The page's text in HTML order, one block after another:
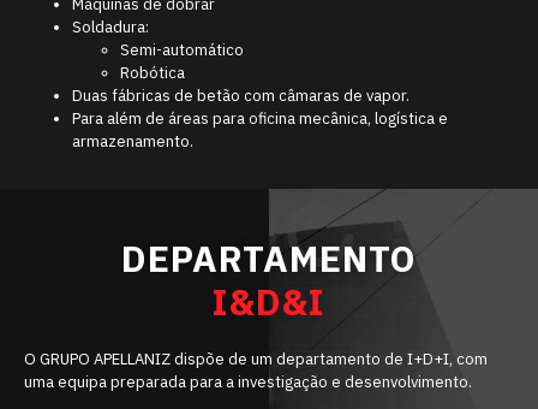
Máquinas de dobrar
Soldadura:
Semi-automático
Robótica
Duas fábricas de betão com câmaras de vapor.
Para além de áreas para oficina mecânica, logística e
armazenamento.
DEPARTAMENTO
I&D&I
O GRUPO APELLANIZ dispõe de um departamento de I+D+I, com
uma equipa preparada para a investigação e desenvolvimento.